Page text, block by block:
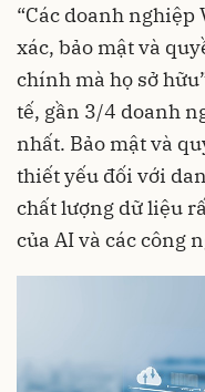
“Các doanh
xác, bảo mật và
chính mà họ sở
tế, gần 3/4 doanh
nhất. Bảo mật và
thiết yếu đối với
chất lượng dữ liệu
của AI và các công